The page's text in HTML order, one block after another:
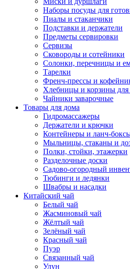
Наборы посуды для
Пиалы и стаканчики
Подставки и держатели
Предметы сервировки
Сервизы
Сковороды и сотейники
Солонки, перечницы и
Тарелки
Френч-прессы и
Хлебницы и корзины для
Чайники заварочные
Товары для дома
Гидромассажеры
Держатели и крючки
Контейнеры и ланч-
Мыльницы, стаканы и
Полки, стойки, этажерки
Разделочные доски
Садово-огородный
Тюбинги и ледянки
Швабры и насадки
Китайский чай
Белый чай
Жасминовый чай
Жёлтый чай
Зелёный чай
Красный чай
Пуэр
Связанный чай
Улун